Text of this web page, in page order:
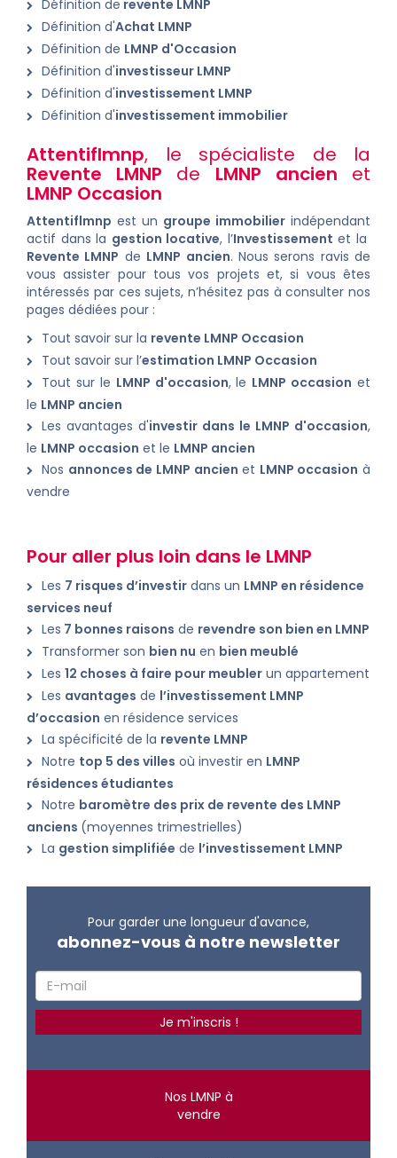
Définition de revente LMNP
Définition d'Achat LMNP
Définition de LMNP d'Occasion
Définition d'investisseur LMNP
Définition d'investissement LMNP
Définition d'investissement immobilier
Attentiflmnp, le spécialiste de la
Revente LMNP de LMNP ancien et
LMNP Occasion
Attentiflmnp est un groupe immobilier indépendant
actif dans la gestion locative, l’Investissement et la
Revente LMNP de LMNP ancien. Nous serons ravis de
vous assister pour tous vos projets et, si vous êtes
intéressés par ces sujets, n’hésitez pas à consulter nos
pages dédiées pour :
Tout savoir sur la revente LMNP Occasion
Tout savoir sur l’estimation LMNP Occasion
Tout sur le LMNP d'occasion, le LMNP occasion et
le LMNP ancien
Les avantages d'investir dans le LMNP d'occasion,
le LMNP occasion et le LMNP ancien
Nos annonces de LMNP ancien et LMNP occasion à
vendre
Pour aller plus loin dans le LMNP
Les 7 risques d’investir dans un LMNP en résidence
services neuf
Les 7 bonnes raisons de revendre son bien en LMNP
Transformer son bien nu en bien meublé
Les 12 choses à faire pour meubler un appartement
Les avantages de l’investissement LMNP
d’occasion en résidence services
La spécificité de la revente LMNP
Notre top 5 des villes où investir en LMNP
résidences étudiantes
Notre baromètre des prix de revente des LMNP
anciens (moyennes trimestrielles)
La gestion simplifiée de l’investissement LMNP
Pour garder une longueur d'avance,
abonnez-vous à notre newsletter
Nos LMNP à
vendre